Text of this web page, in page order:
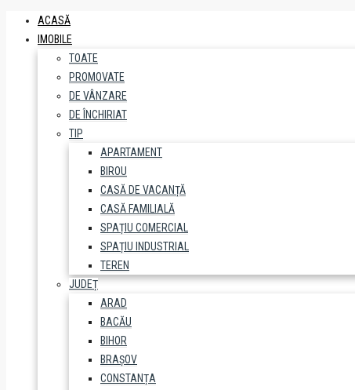
ACASĂ
IMOBILE
TOATE
PROMOVATE
DE VÂNZARE
DE ÎNCHIRIAT
TIP
APARTAMENT
BIROU
CASĂ DE VACANȚĂ
CASĂ FAMILIALĂ
SPAȚIU COMERCIAL
SPAȚIU INDUSTRIAL
TEREN
JUDEȚ
ARAD
BACĂU
BIHOR
BRAȘOV
CONSTANȚA